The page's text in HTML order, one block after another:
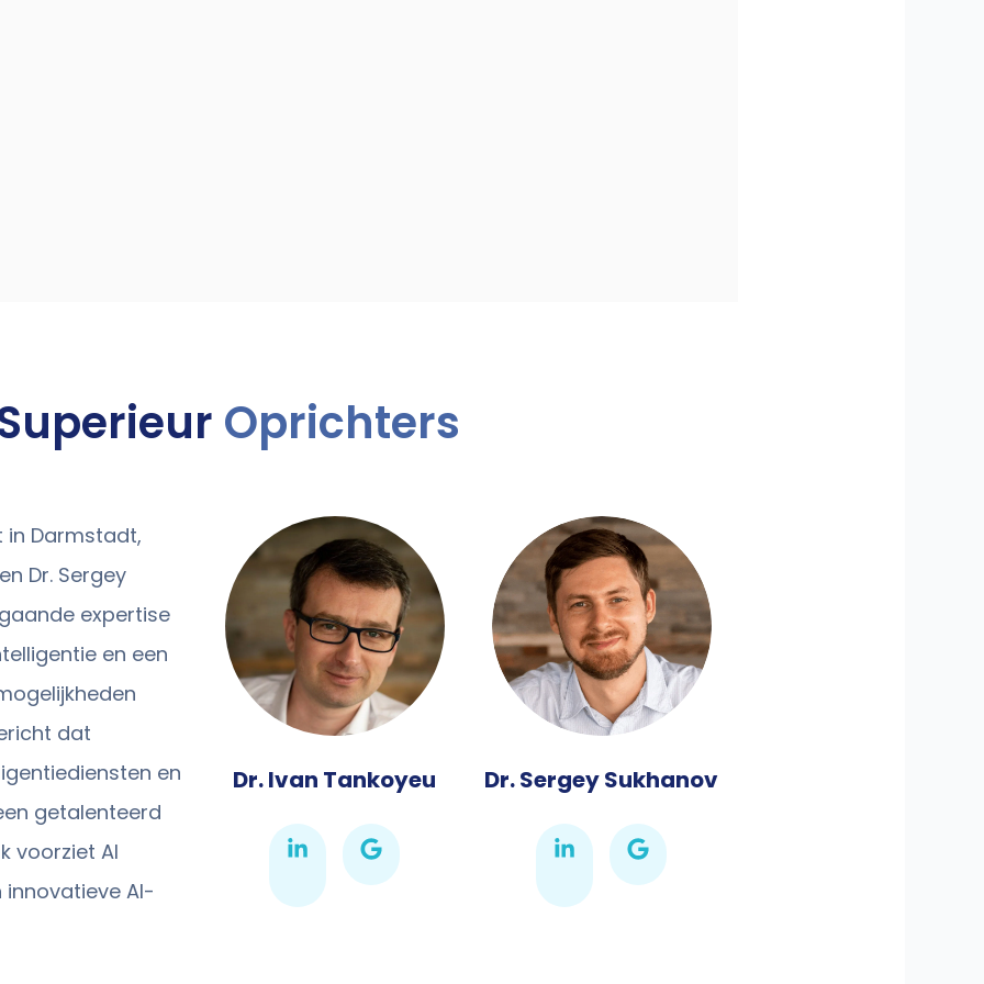
Oprichters
in Darmstadt,
Dr. Sergey
expertise
en een
dat
en
getalenteerd
voorziet AI
AI-
Dr. Ivan Tankoyeu Dr. Sergey Sukhanov